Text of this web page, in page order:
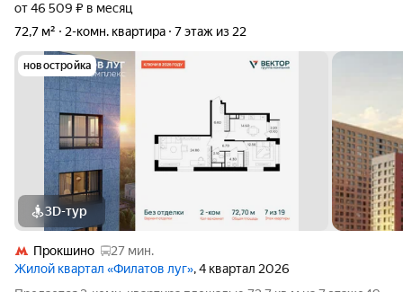
от 46 509 ₽ в месяц
72,7 м²
2-комн. квартира 7 этаж из 22
новостройка
3D-тур
Прокшино
27 мин.
Жилой квартал «Филатов луг», 4 квартал 2026